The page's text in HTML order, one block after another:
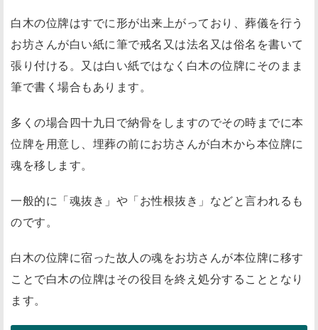
白木の位牌はすでに形が出来上がっており、葬儀を行う
お坊さんが白い紙に筆で戒名又は法名又は俗名を書いて
張り付ける。又は白い紙ではなく白木の位牌にそのまま
筆で書く場合もあります。
多くの場合四十九日で納骨をしますのでその時までに本
位牌を用意し、埋葬の前にお坊さんが白木から本位牌に
魂を移します。
一般的に「魂抜き」や「お性根抜き」などと言われるも
のです。
白木の位牌に宿った故人の魂をお坊さんが本位牌に移す
ことで白木の位牌はその役目を終え処分することとなり
ます。